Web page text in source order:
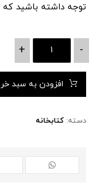
توجه داشته باشید
-
+
افزودن به سبد
دسته:کتابخانه